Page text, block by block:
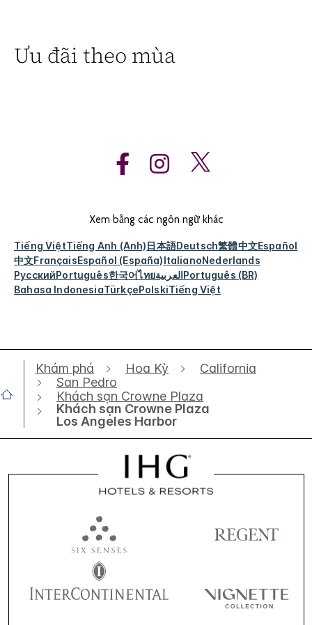
Ưu đãi theo mùa
Xem bằng các ngôn ngữ khác
Tiếng ViệtTiếng Anh (Anh)日本語Deutsch繁體中文Español
中文FrançaisEspañol (España)ItalianoNederlands
РусскийPortuguês한국어ไทยالعربيةPortuguês (BR)
Bahasa IndonesiaTürkçePolskiTiếng Việt
Khám phá Hoa Kỳ
California
San Pedro
Khách sạn Crowne Plaza
Khách sạn Crowne Plaza
Los Angeles Harbor